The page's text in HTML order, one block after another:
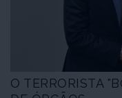
O TERRORISTA